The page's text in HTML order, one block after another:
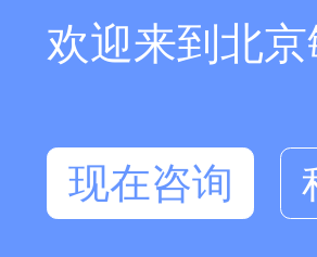
欢迎来到北
现在咨询
在线